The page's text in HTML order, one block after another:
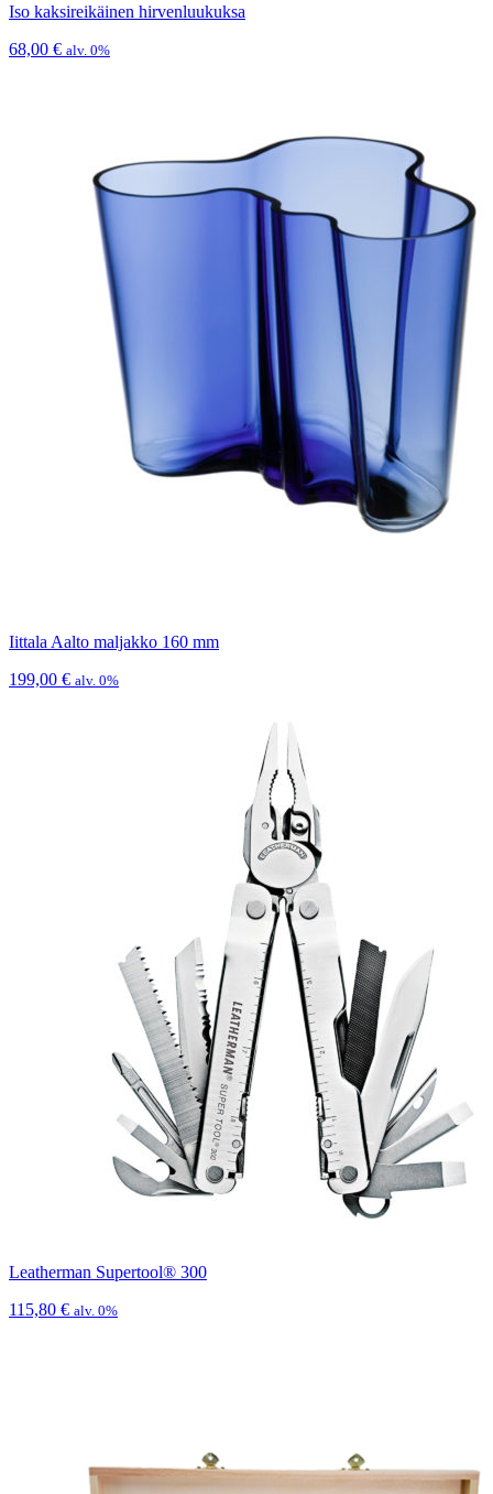
Iso kaksireikäinen hirvenluukuksa
68,00 € alv. 0%
Iittala Aalto maljakko 160 mm
199,00 € alv. 0%
Leatherman Supertool® 300
115,80 € alv. 0%